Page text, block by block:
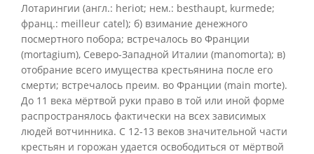
Лотарингии (англ.: heriot; нем.: besthaupt, kurmede;
франц.: meilleur catel); б) взимание денежного
посмертного побора; встречалось во Франции
(mortagium), Северо-Западной Италии (manomorta); в)
отобрание всего имущества крестьянина после его
смерти; встречалось преим. во Франции (main morte).
До 11 века мёртвой руки право в той или иной форме
распространялось фактически на всех зависимых
людей вотчинника. С 12-13 веков значительной части
крестьян и горожан удается освободиться от мёртвой